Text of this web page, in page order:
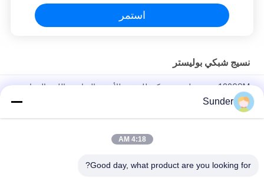
استمر
نسيج شبكي بوليستر
130GSM نسيج بوليستر شبكي للتنفس للأحذية الرياضية اللون الرمادي
للملابس السوداء
120GSM تنفس شبكة نسيج البوليستر لحقيبة مكتب الرئاسة كرسي
Sunder
4:18 AM
Good day, what product are you looking for?